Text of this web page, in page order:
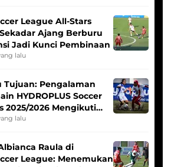
League All-Stars
Ajang Berburu
Jadi Kunci Pembinaan
lalu
Tujuan: Pengalaman
HYDROPLUS Soccer
2025/2026 Mengikuti
Putri
lalu
Raula di
League: Menemukan